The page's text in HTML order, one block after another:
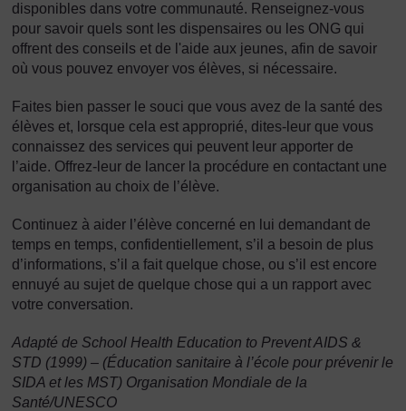
disponibles dans votre communauté. Renseignez-vous
pour savoir quels sont les dispensaires ou les ONG qui
offrent des conseils et de l'aide aux jeunes, afin de savoir
où vous pouvez envoyer vos élèves, si nécessaire.
Faites bien passer le souci que vous avez de la santé des
élèves et, lorsque cela est approprié, dites-leur que vous
connaissez des services qui peuvent leur apporter de
l’aide. Offrez-leur de lancer la procédure en contactant une
organisation au choix de l’élève.
Continuez à aider l’élève concerné en lui demandant de
temps en temps, confidentiellement, s’il a besoin de plus
d’informations, s’il a fait quelque chose, ou s’il est encore
ennuyé au sujet de quelque chose qui a un rapport avec
votre conversation.
Adapté de School Health Education to Prevent AIDS &
STD (1999) – (Éducation sanitaire à l’école pour prévenir le
SIDA et les MST) Organisation Mondiale de la
Santé/UNESCO